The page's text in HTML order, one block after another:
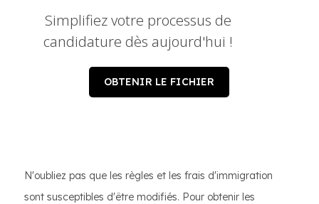
Simplifiez votre processus de
candidature dès aujourd'hui !
OBTENIR LE FICHIER
N'oubliez pas que les règles et les frais d'immigration
sont susceptibles d'être modifiés. Pour obtenir les